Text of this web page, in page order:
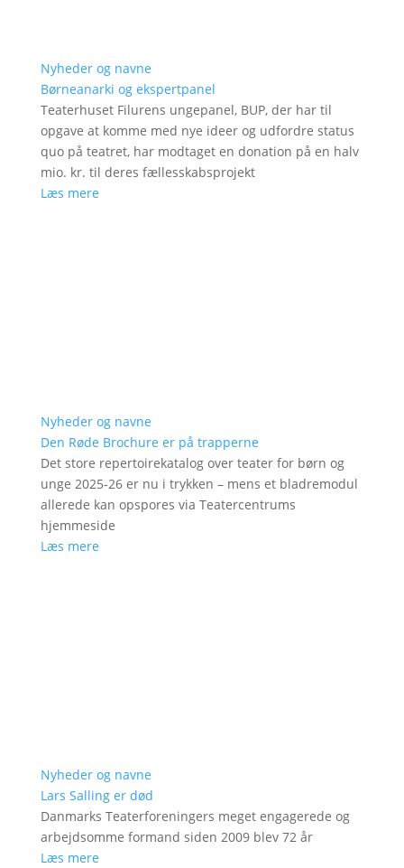
Nyheder og navne
Børneanarki og ekspertpanel
Teaterhuset Filurens ungepanel, BUP, der har til
opgave at komme med nye ideer og udfordre status
quo på teatret, har modtaget en donation på en halv
mio. kr. til deres fællesskabsprojekt
Læs mere
Nyheder og navne
Den Røde Brochure er på trapperne
Det store repertoirekatalog over teater for børn og
unge 2025-26 er nu i trykken – mens et bladremodul
allerede kan opspores via Teatercentrums
hjemmeside
Læs mere
Nyheder og navne
Lars Salling er død
Danmarks Teaterforeningers meget engagerede og
arbejdsomme formand siden 2009 blev 72 år
Læs mere